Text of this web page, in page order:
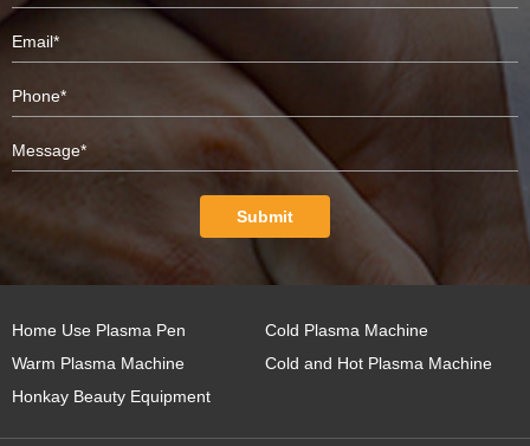
Submit
Home Use Plasma Pen
Cold Plasma Machine
Warm Plasma Machine
Cold and Hot Plasma Machine
Honkay Beauty Equipment